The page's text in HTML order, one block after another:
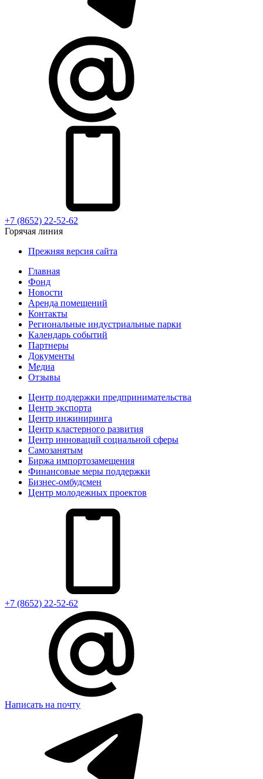
+7 (8652) 22-52-62
Горячая линия
Прежняя версия сайта
Главная
Фонд
Новости
Аренда помещений
Контакты
Региональные индустриальные парки
Календарь событий
Партнеры
Документы
Медиа
Отзывы
Центр поддержки предпринимательства
Центр экспорта
Центр инжиниринга
Центр кластерного развития
Центр инноваций социальной сферы
Cамозанятым
Биржа импортозамещения
Финансовые меры поддержки
Бизнес-омбудсмен
Центр молодежных проектов
+7 (8652) 22-52-62
Написать на почту